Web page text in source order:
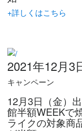
+詳しくはこちら
2021年12月3
キャンペーン
12月3日（金）
館半額WEEKで
ライクの対象商